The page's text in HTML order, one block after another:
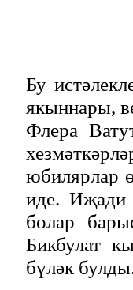
Бу
якыннары,
Флера
юбилярлар
иде. Иҗади
болар
Бикбулат
бүләк